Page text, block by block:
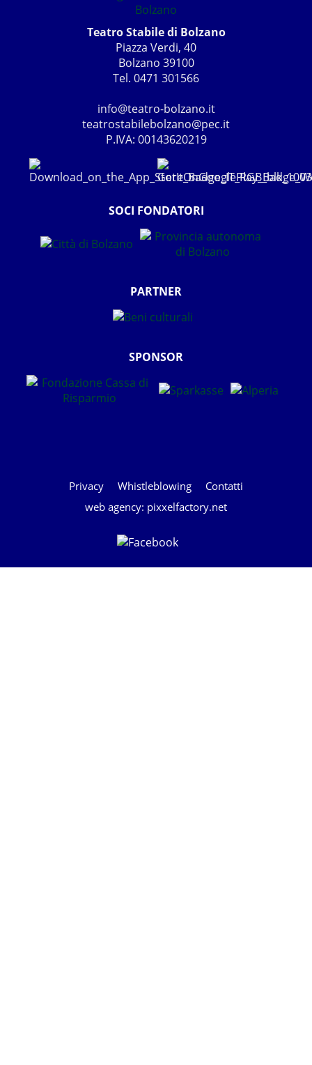
Teatro Stabile di Bolzano
Piazza Verdi, 40
Bolzano 39100
Tel. 0471 301566
info@teatro-bolzano.it
teatrostabilebolzano@pec.it
P.IVA: 00143620219
SOCI FONDATORI
PARTNER
SPONSOR
Privacy Whistleblowing
Contatti
web agency: pixxelfactory.net